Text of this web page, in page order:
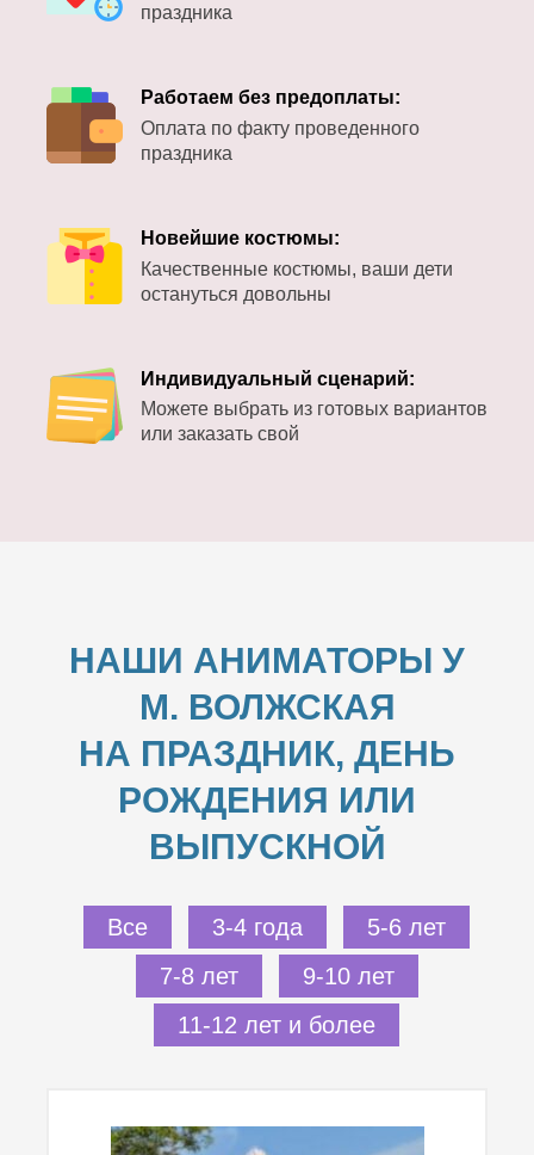
праздника
Работаем без предоплаты:
Оплата по факту проведенного
праздника
Новейшие костюмы:
Качественные костюмы, ваши дети
остануться довольны
Индивидуальный сценарий:
Можете выбрать из готовых вариантов
или заказать свой
НАШИ АНИМАТОРЫ У
М. ВОЛЖСКАЯ
НА ПРАЗДНИК, ДЕНЬ
РОЖДЕНИЯ ИЛИ
ВЫПУСКНОЙ
Все 3-4 года
5-6 лет
7-8 лет
9-10 лет
11-12 лет и более